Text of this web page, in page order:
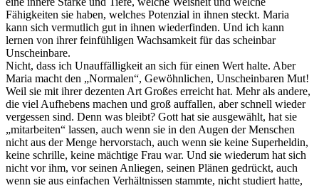
Fähigkeiten sie haben, welches Potenzial in ihnen steckt. Maria
kann sich vermutlich gut in ihnen wiederfinden. Und ich kann
lernen von ihrer feinfühligen Wachsamkeit für das scheinbar
Unscheinbare.
Nicht, dass ich Unauffälligkeit an sich für einen Wert halte. Aber
Maria macht den „Normalen“, Gewöhnlichen, Unscheinbaren Mut!
Weil sie mit ihrer dezenten Art Großes erreicht hat. Mehr als andere,
die viel Aufhebens machen und groß auffallen, aber schnell wieder
vergessen sind. Denn was bleibt? Gott hat sie ausgewählt, hat sie
„mitarbeiten“ lassen, auch wenn sie in den Augen der Menschen
nicht aus der Menge hervorstach, auch wenn sie keine Superheldin,
keine schrille, keine mächtige Frau war. Und sie wiederum hat sich
nicht vor ihm, vor seinen Anliegen, seinen Plänen gedrückt, auch
wenn sie aus einfachen Verhältnissen stammte, nicht studiert hatte,